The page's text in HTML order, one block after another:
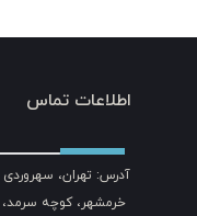
اطلاعات تماس
آدرس: تهران،
خرمشهر، کوچه سرمد،